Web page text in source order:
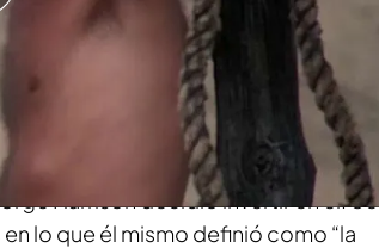
Monty Phyton vivían un momento
de la emsa cuadrada’, por lo
a la película sin dudar. Pero
el guion, se echó para atrás, debido
No había dinero para sacar
Harrison decidió invertir en él. Se
lo que él mismo definió como “la